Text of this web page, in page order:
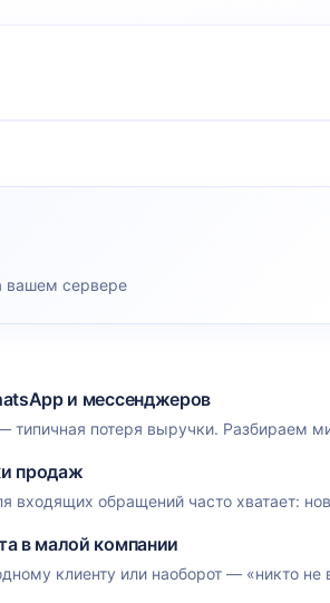
вашем сервере
и мессенджеров
типичная потеря выручки. Разбираем
продаж
входящих обращений часто хватает:
в малой компании
клиенту или наоборот — «никто